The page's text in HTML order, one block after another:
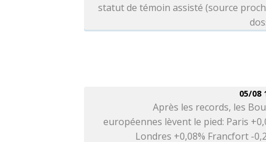
statut de témoin assisté (source
05/08
Après les records, les
européennes lèvent le pied: Paris
Londres +0,08% Francfort -